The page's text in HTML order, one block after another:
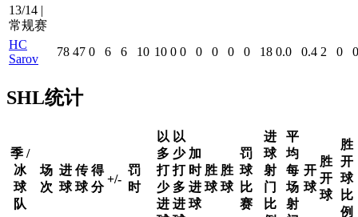
13/14 |
常规赛
HC
Sarov
78 47 0 6 6 10 10 0 0 0 0 0 0 18 0.0 0.4 2 0
SHL统计
季 /
冰
球
队
场
次
进
球
传
球
得
分
+/-
罚
时
以
多
打
少
进
以
少
打
多
进
加
时
进
球
胜
球
胜
球
罚
球
比
赛
进
球
射
门
比
平
均
每
场
射
开
球
胜
开
球
胜
开
球
比
例